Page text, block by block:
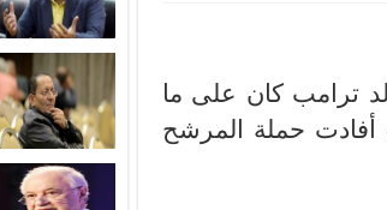
ترامب كان على ما
أفادت حملة المرشح